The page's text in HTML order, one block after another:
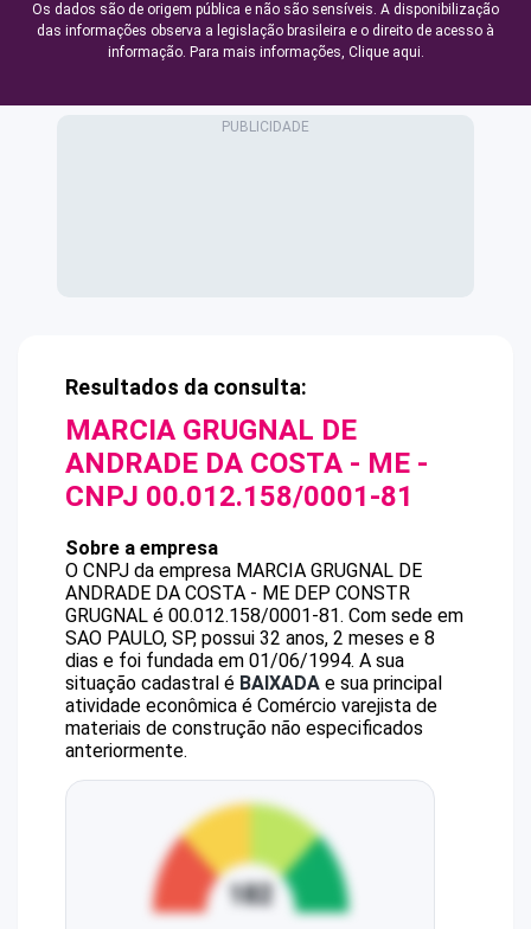
Os dados são de origem pública e não são sensíveis. A disponibilização
das informações observa a legislação brasileira e o direito de acesso à
informação. Para mais informações, Clique aqui.
Resultados da consulta:
MARCIA GRUGNAL DE
ANDRADE DA COSTA - ME -
CNPJ 00.012.158/0001-81
Sobre a empresa
O CNPJ da empresa MARCIA GRUGNAL DE
ANDRADE DA COSTA - ME DEP CONSTR
GRUGNAL é 00.012.158/0001-81. Com sede em
SAO PAULO, SP, possui 32 anos, 2 meses e 8
dias e foi fundada em 01/06/1994. A sua
situação cadastral é BAIXADA e sua principal
atividade econômica é Comércio varejista de
materiais de construção não especificados
anteriormente.